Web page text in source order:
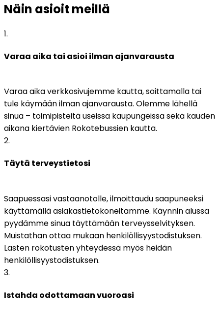
Näin asioit meillä
1.
Varaa aika tai asioi ilman ajanvarausta
Varaa aika verkkosivujemme kautta, soittamalla tai
tule käymään ilman ajanvarausta. Olemme lähellä
sinua – toimipisteitä useissa kaupungeissa sekä kauden
aikana kiertävien Rokotebussien kautta.
2.
Täytä terveystietosi
Saapuessasi vastaanotolle, ilmoittaudu saapuneeksi
käyttämällä asiakastietokoneitamme. Käynnin alussa
pyydämme sinua täyttämään terveysselvityksen.
Muistathan ottaa mukaan henkilöllisyystodistuksen.
Lasten rokotusten yhteydessä myös heidän
henkilöllisyystodistuksen.
3.
Istahda odottamaan vuoroasi